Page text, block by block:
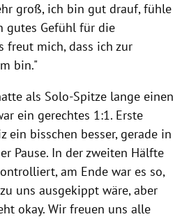
groß, ich bin gut drauf, fühle
gutes Gefühl für die
freut mich, dass ich zur
bin."
als Solo-Spitze lange einen
ein gerechtes 1:1. Erste
ein bisschen besser, gerade in
Pause. In der zweiten Hälfte
am Ende war es so,
uns ausgekippt wäre, aber
okay. Wir freuen uns alle